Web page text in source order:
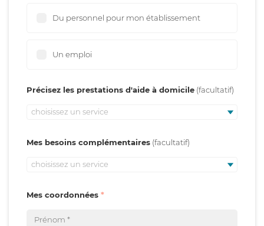
Du personnel pour mon établissement
Un emploi
Précisez les prestations d'aide à domicile
choisissez un service
Mes besoins complémentaires
choisissez un service
Mes coordonnées